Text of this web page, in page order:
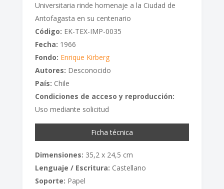
Universitaria rinde homenaje a la Ciudad de
Antofagasta en su centenario
Código: EK-TEX-IMP-0035
Fecha: 1966
Fondo: Enrique Kirberg
Autores: Desconocido
País: Chile
Condiciones de acceso y reproducción:
Uso mediante solicitud
Ficha técnica
Dimensiones: 35,2 x 24,5 cm
Lenguaje / Escritura: Castellano
Soporte: Papel